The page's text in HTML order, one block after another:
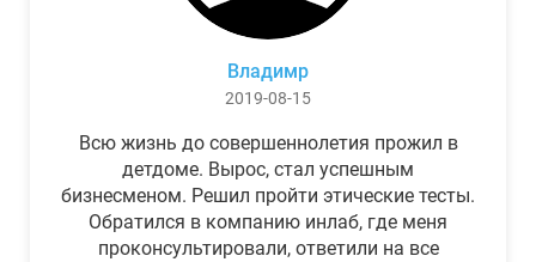
Владимр
2019-08-15
Всю жизнь до совершеннолетия прожил в
детдоме. Вырос, стал успешным
бизнесменом. Решил пройти этические тесты.
Обратился в компанию инлаб, где меня
проконсультировали, ответили на все